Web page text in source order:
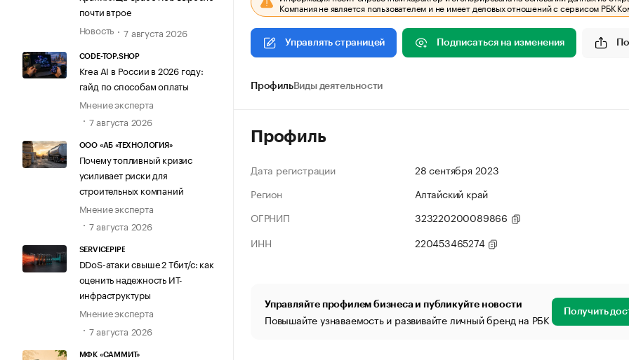
почти втрое
Новость
7 августа 2026
CODE-TOP.SHOP
Krea AI в России в 2026 году:
гайд по способам оплаты
Мнение эксперта
7 августа 2026
ООО «АБ «ТЕХНОЛОГИЯ»
Почему топливный кризис
усиливает риски для
строительных компаний
Мнение эксперта
7 августа 2026
SERVICEPIPE
DDoS-атаки свыше 2 Тбит/с: как
оценить надежность ИТ-
инфраструктуры
Мнение эксперта
7 августа 2026
МФК «САММИТ»
Компания не является пользователем и не имеет деловых отношений с сервисом РБК
Управлять страницей Подписаться на изменения
ПрофильВиды деятельности
Профиль
Дата регистрации
28 сентября 2023
Регион
Алтайский край
ОГРНИП
323220200089866
ИНН
220453465274
Управляйте профилем бизнеса и публикуйте новости
Повышайте узнаваемость и развивайте личный бренд на РБК Получить